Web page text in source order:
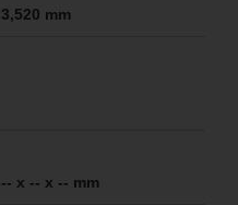
3,520 mm
-- x -- x -- mm